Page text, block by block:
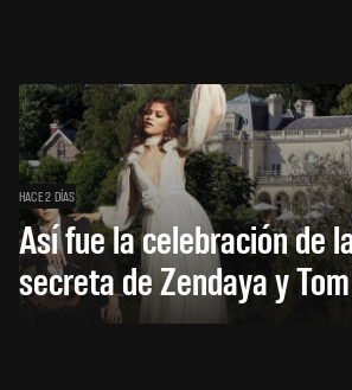
HACE 2 DÍAS
Así fue la celebración de
secreta de Zendaya y